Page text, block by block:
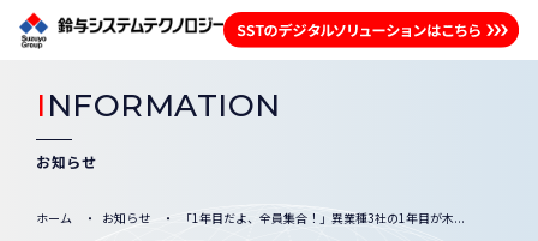
INFORMATION
お知らせ
ホーム お知らせ 「1年目だよ、全員集合！」異業種3社の1年目が木...